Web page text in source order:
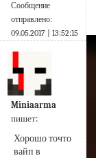
Сообщение
отправлено:
09.05.2017 | 13:52:15
Miniaarma
пишет:
Хорошо точто
вайп в